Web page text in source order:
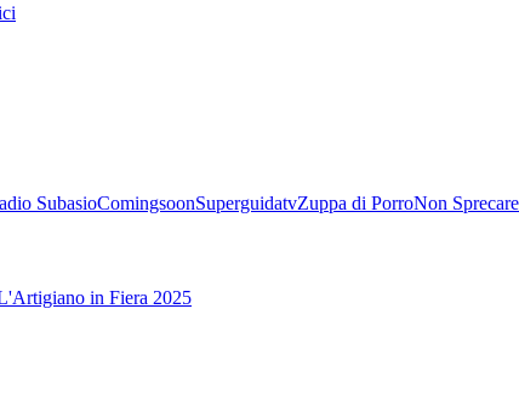
SubasioComingsoonSuperguidatvZuppa di PorroNon Sprecare
in Fiera 2025